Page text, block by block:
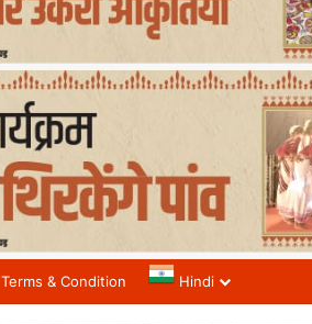
Terms & Condition Hindi